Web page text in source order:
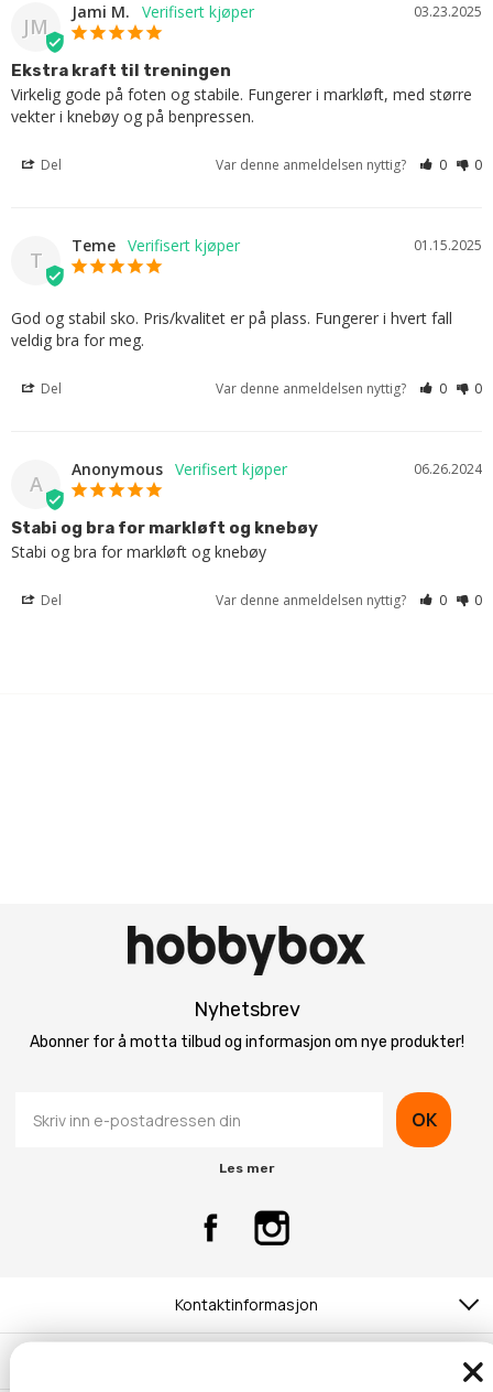
JM
03.23.2025
Jami M.
Ekstra kraft til treningen
Virkelig gode på foten og stabile. Fungerer i markløft, med større
vekter i knebøy og på benpressen.
Del Var denne anmeldelsen nyttig? 0 0
T
01.15.2025
Teme
God og stabil sko. Pris/kvalitet er på plass. Fungerer i hvert fall
veldig bra for meg.
Del Var denne anmeldelsen nyttig? 0 0
A
06.26.2024
Anonymous
Stabi og bra for markløft og knebøy
Stabi og bra for markløft og knebøy
Del Var denne anmeldelsen nyttig? 0 0
Nyhetsbrev
Abonner for å motta tilbud og informasjon om nye produkter!
OK
Les mer
Kontaktinformasjon